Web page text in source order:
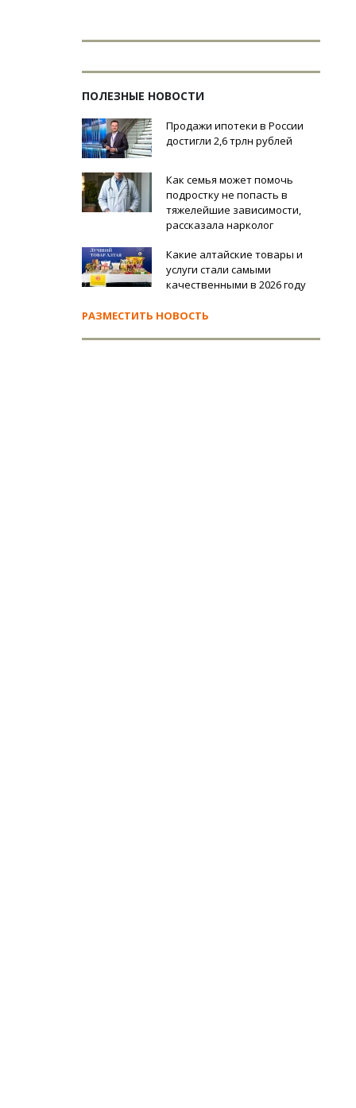
ПОЛЕЗНЫЕ НОВОСТИ
Продажи ипотеки в России
достигли 2,6 трлн рублей
Как семья может помочь
подростку не попасть в
тяжелейшие зависимости,
рассказала нарколог
Какие алтайские товары и
услуги стали самыми
качественными в 2026 году
РАЗМЕСТИТЬ НОВОСТЬ